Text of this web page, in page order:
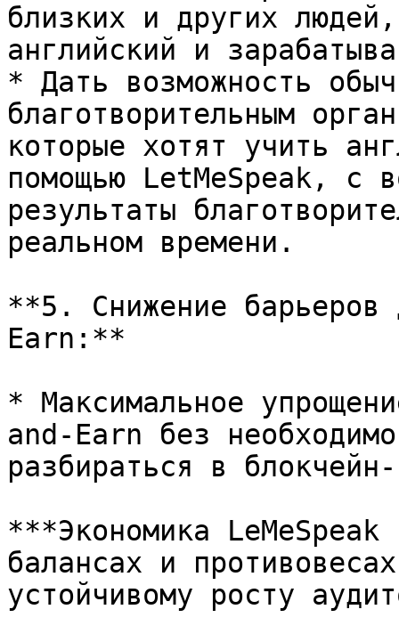
близких и других
английский и
* Дать возможность
благотворительным
которые хотят учить
помощью LetMeSpeak, с
результаты
реальном времени.
**5. Снижение
Earn:**
* Максимальное
and-Earn без
разбираться в
***Экономика
балансах и
устойчивому росту